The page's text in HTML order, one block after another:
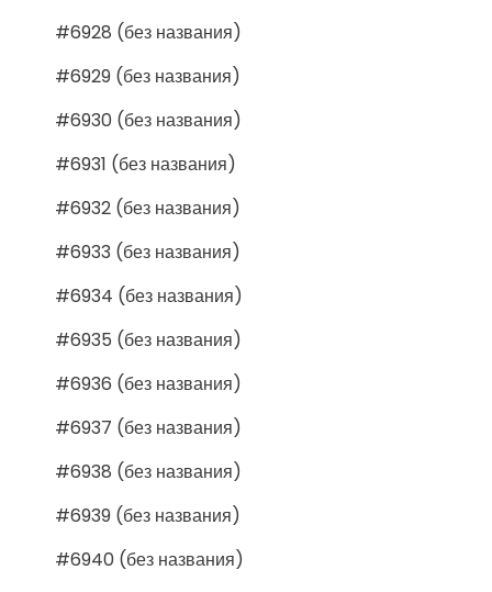
#6928 (без названия)
#6929 (без названия)
#6930 (без названия)
#6931 (без названия)
#6932 (без названия)
#6933 (без названия)
#6934 (без названия)
#6935 (без названия)
#6936 (без названия)
#6937 (без названия)
#6938 (без названия)
#6939 (без названия)
#6940 (без названия)